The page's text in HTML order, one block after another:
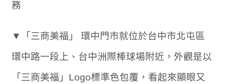
務
▼「三商美福」 環中門市就位於台中市北屯區
環中路一段上、台中洲際棒球場附近，外觀是以
「三商美福」Logo標準色包覆，看起來顯眼又